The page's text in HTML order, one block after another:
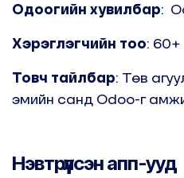
Одоогийн хувилбар:
Хэрэглэгчийн тоо: 60+
Товч тайлбар: Төв
эмийн санд Odoo-г
Нэвтрүүлсэн апп-ууд